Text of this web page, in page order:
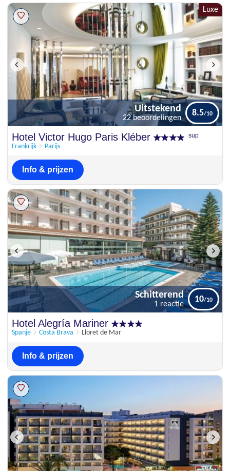
Luxe
Uitstekend 8.5
Hotel Victor Hugo Paris Kléber sup
Frankrijk Parijs
Uitstekend
22 beoordelingen
8.5
Info & prijzen
Schitterend
Hotel Alegría Mariner
Spanje Costa Brava Lloret de Mar
Schitterend
1 reactie
10
Info & prijzen